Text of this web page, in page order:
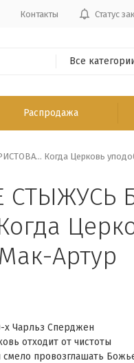
Контакты Статус
Все
Распродажа
Когда Церковь
СТЫЖУСЬ
Артур
х Чарльз Сперджен
отходит от чистоты
смело провозглашать